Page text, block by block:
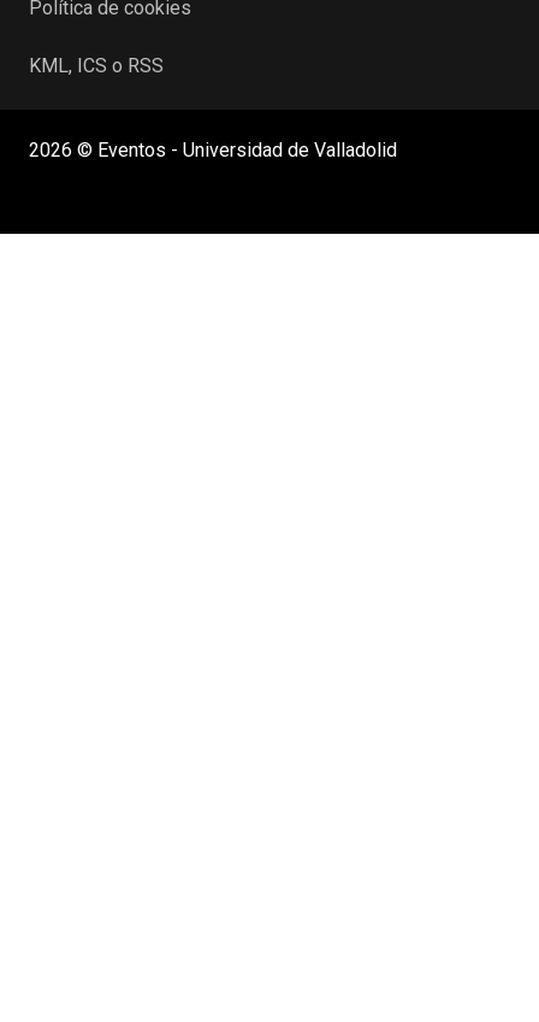
Política de cookies
KML, ICS o RSS
2026 © Eventos - Universidad de Valladolid